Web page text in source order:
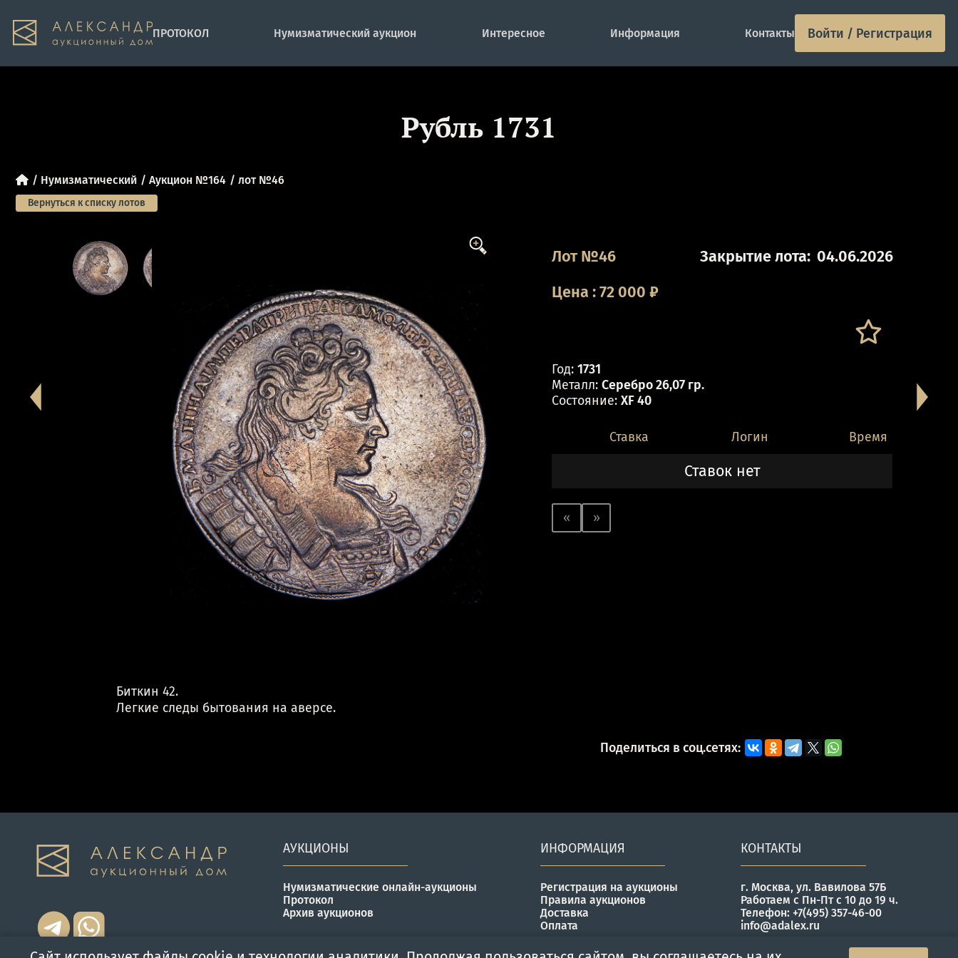
ПРОТОКОЛ Нумизматический аукцион Интересное Информация Контакты Войти / Регистрация
Рубль 1731
Нумизматический Аукцион №164 лот №46
Вернуться к списку лотов
Лот №46 Закрытие лота: 04.06.2026
Цена:72 000 ₽
Год: 1731
Металл: Серебро 26,07 гр.
Состояние: XF 40
Ставка Логин Время
Ставок нет
« »
Биткин 42.
Легкие следы бытования на аверсе.
Поделиться в соц.сетях:
АУКЦИОНЫ
Нумизматические онлайн-аукционы
Протокол
Архив аукционов
ИНФОРМАЦИЯ
Регистрация на аукционы
Правила аукционов
Доставка
Оплата
КОНТАКТЫ
г. Москва, ул. Вавилова 57Б
Работаем с Пн-Пт с 10 до 19 ч.
Телефон: +7(495) 357-46-00
info@adalex.ru